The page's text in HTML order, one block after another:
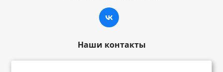
Наши контакты